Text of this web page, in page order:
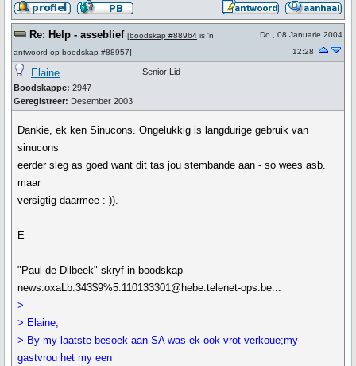
Re: Help - asseblief [boodskap #88964 is 'n
antwoord op boodskap #88957]
Do., 08 Januarie 2004
12:28
Elaine
Boodskappe: 2947
Geregistreer: Desember 2003
Senior Lid
Dankie, ek ken Sinucons. Ongelukkig is langdurige gebruik van
sinucons
eerder sleg as goed want dit tas jou stembande aan - so wees asb.
maar
versigtig daarmee :-)).
E
"Paul de Dilbeek" skryf in boodskap
news:oxaLb.343$9%5.110133301@hebe.telenet-ops.be...
>
> Elaine,
> By my laatste besoek aan SA was ek ook vrot verkoue;my
gastvrou het my een